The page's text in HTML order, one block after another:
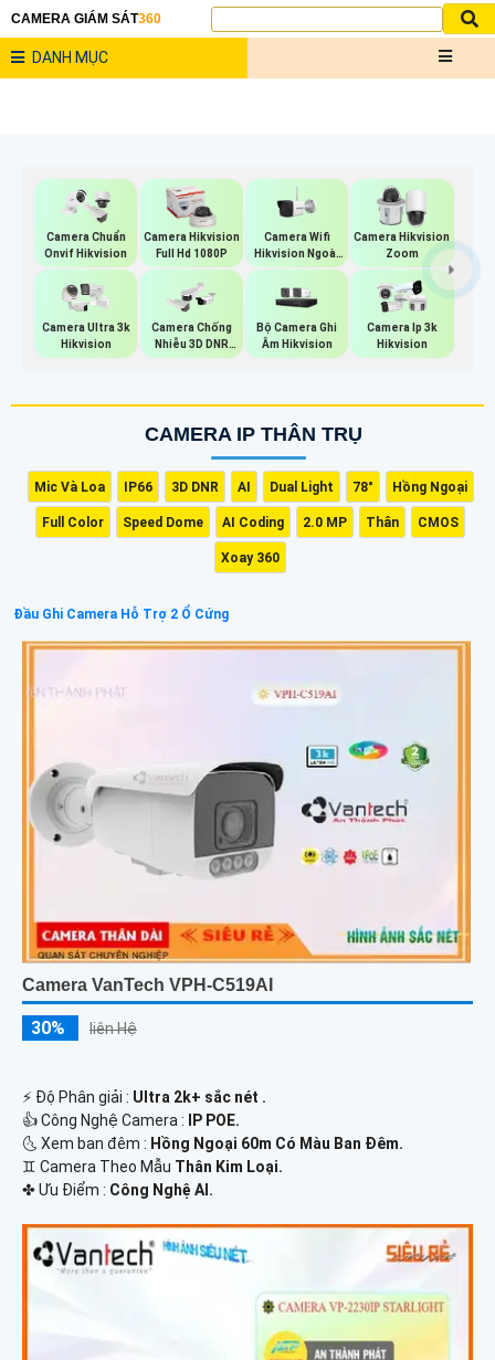
CAMERA GIÁM SÁT360
DANH MỤC
Camera Chuẩn
Onvif Hikvision
Camera Hikvision
Full Hd 1080P
Camera Wifi
Hikvision Ngoài
Trời
Camera Hikvision
Zoom
Camera Ultra 3k
Hikvision
Camera Chống
Nhiễu 3D DNR
Hikvison
Bộ Camera Ghi
Âm Hikvision
Camera Ip 3k
Hikvision
CAMERA IP THÂN TRỤ
Mic Và Loa IP66 3D DNR AI Dual Light 78° Hồng Ngoại
Full Color Speed Dome AI Coding 2.0 MP Thân CMOS
Xoay 360
Đầu Ghi Camera Hỗ Trợ 2 Ổ Cứng
Camera VanTech VPH-C519AI
30% liên Hệ
️⚡ Độ Phân giải : Ultra 2k+ sắc nét .
👍 Công Nghệ Camera :
IP POE.
🌜 Xem ban đêm : Hồng Ngoại 60m Có Màu Ban Đêm.
♊ Camera Theo Mẫu Thân Kim Loại.
️✤ Ưu Điểm : Công Nghệ AI.